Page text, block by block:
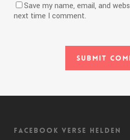
Save my name, email, and
next time I comment.
Facebook Verse Helden